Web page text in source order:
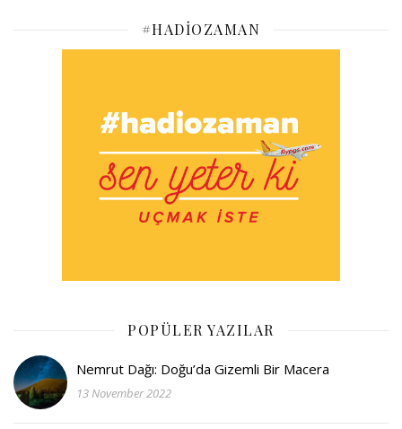
#HADIOZAMAN
POPÜLER YAZILAR
Nemrut Dağı: Doğu’da Gizemli Bir Macera
13 November 2022